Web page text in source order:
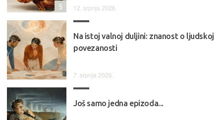
12. srpnja 2026.
5
Na istoj valnoj duljini: znanost o ljudskoj
povezanosti
7. srpnja 2026.
Još samo jedna epizoda...